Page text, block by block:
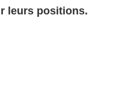
leurs positions.